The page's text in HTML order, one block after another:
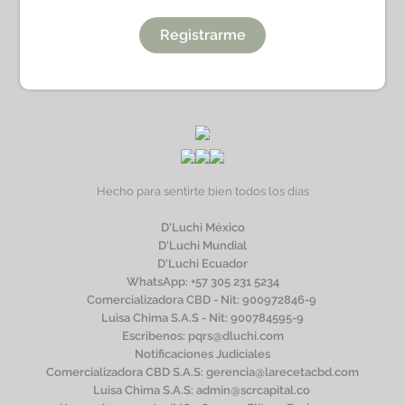
Registrarme
Hecho para sentirte bien todos los días
D'Luchi México
D'Luchi Mundial
D'Luchi Ecuador
WhatsApp: +57 305 231 5234
Comercializadora CBD - Nit: 900972846-9
Luisa Chima S.A.S - Nit: 900784595-9
Escribenos: pqrs@dluchi.com
Notificaciones Judiciales
Comercializadora CBD S.A.S: gerencia@larecetacbd.com
Luisa Chima S.A.S: admin@scrcapital.co